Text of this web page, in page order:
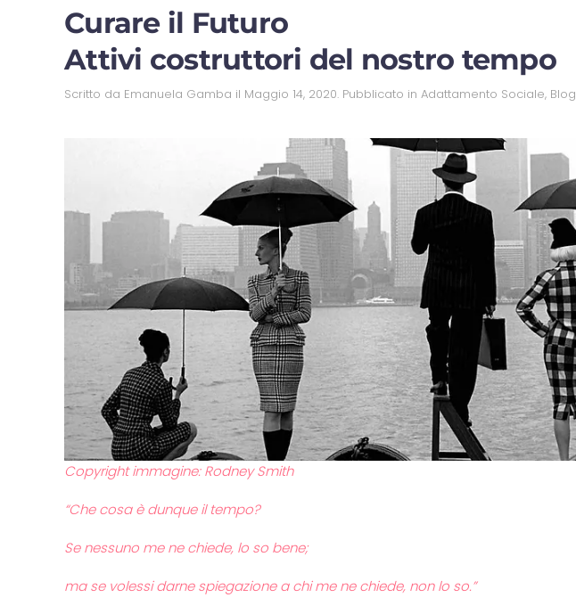
Curare il Futuro
Attivi costruttori del nostro tempo
Scritto da Emanuela Gamba il Maggio 14, 2020. Pubblicato in Adattamento Sociale, Blog
Copyright immagine: Rodney Smith
“Che cosa è dunque il tempo?
Se nessuno me ne chiede, lo so bene;
ma se volessi darne spiegazione a chi me ne chiede, non lo so.”